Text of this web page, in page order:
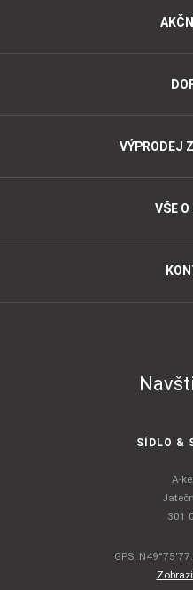
VÝPRODEJ
VŠE
SÍDLO &
A-
301
GPS: